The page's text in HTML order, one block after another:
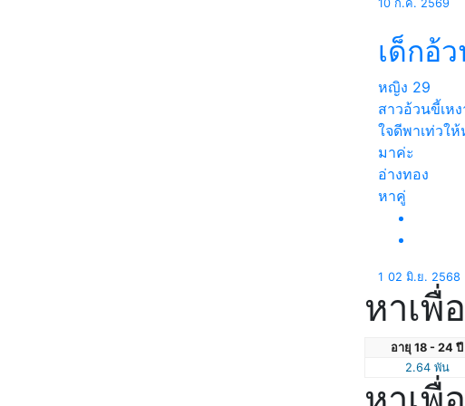
10 ก.ค. 2569
เด็กอ้
หญิง 29
สาวอ้วนขี้เห
ใจดีพาเท่วใ
มาค่ะ
อ่างทอง
หาคู่
1 02 มิ.ย. 2568
หาเพื่
อายุ 18 - 24 ปี
2.64 พัน